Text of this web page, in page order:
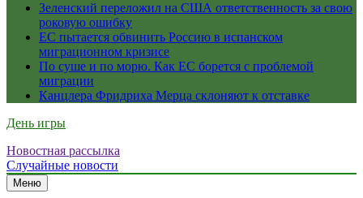
Зеленский переложил на США ответственность за свою
роковую ошибку
ЕС пытается обвинить Россию в испанском
миграционном кризисе
По суше и по морю. Как ЕС борется с проблемой
миграции
Канцлера Фридриха Мерца склоняют к отставке
День игры
Новостная рассылка
Случайные новости
Меню